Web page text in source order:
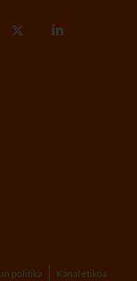
politika Kanal etikoa